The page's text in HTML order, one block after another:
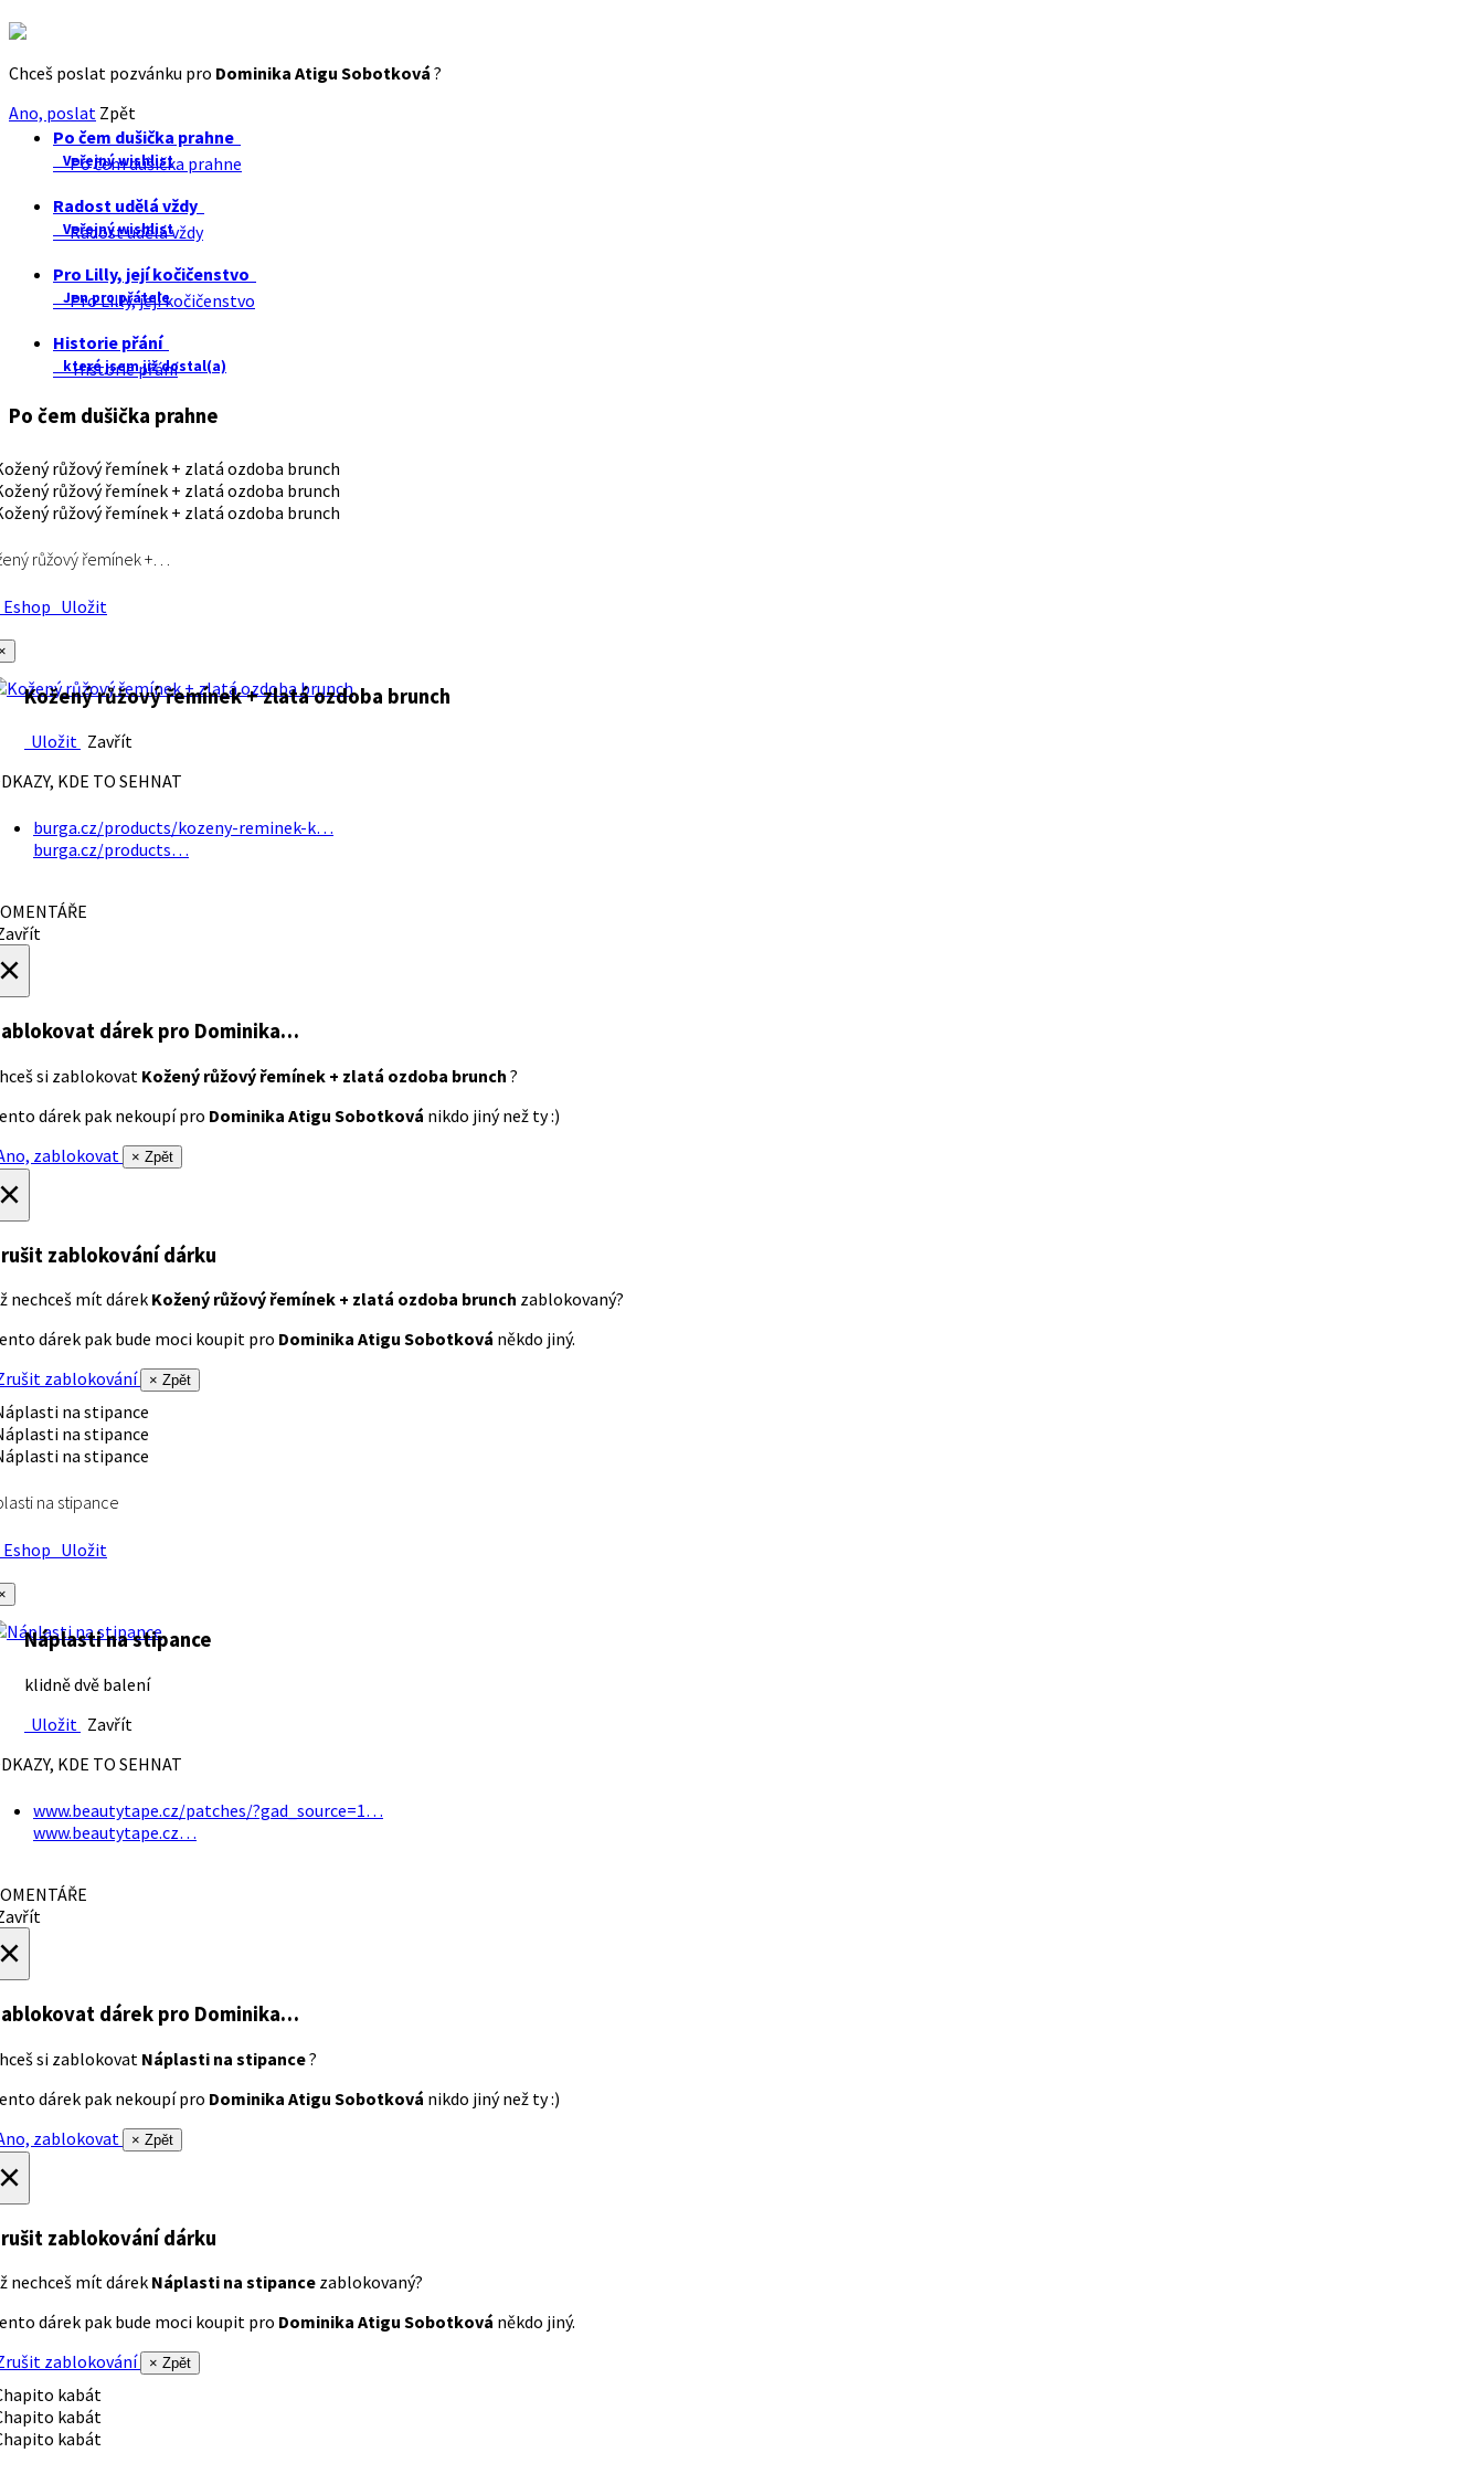
Chceš poslat pozvánku pro Dominika Atigu Sobotková ?
Ano, poslat Zpět
Po čem dušička prahne
Veřejný wishlist
Po čem dušička prahne
Radost udělá vždy
Veřejný wishlist
Radost udělá vždy
Pro Lilly, její kočičenstvo
Jen pro přátele
Pro Lilly, její kočičenstvo
Historie přání
které jsem již dostal(a)
Historie přání
Po čem dušička prahne
růžový řemínek +…
Uložit
Kožený růžový řemínek + zlatá ozdoba brunch
Uložit Zavřít
KDE TO SEHNAT
burga.cz/products/kozeny-reminek-k…
burga.cz/products…
dárek pro Dominika…
si zablokovat Kožený růžový řemínek + zlatá ozdoba brunch ?
dárek pak nekoupí pro Dominika Atigu Sobotková nikdo jiný než ty :)
zablokovat
× Zpět
zablokování dárku
nechceš mít dárek Kožený růžový řemínek + zlatá ozdoba brunch zablokovaný?
dárek pak bude moci koupit pro Dominika Atigu Sobotková někdo jiný.
zablokování
× Zpět
na stipance
Uložit
Náplasti na stipance
klidně dvě balení
Uložit Zavřít
KDE TO SEHNAT
www.beautytape.cz/patches/?gad_source=1…
www.beautytape.cz…
dárek pro Dominika…
si zablokovat Náplasti na stipance?
dárek pak nekoupí pro Dominika Atigu Sobotková nikdo jiný než ty :)
zablokovat
× Zpět
zablokování dárku
nechceš mít dárek Náplasti na stipance zablokovaný?
dárek pak bude moci koupit pro Dominika Atigu Sobotková někdo jiný.
zablokování
× Zpět